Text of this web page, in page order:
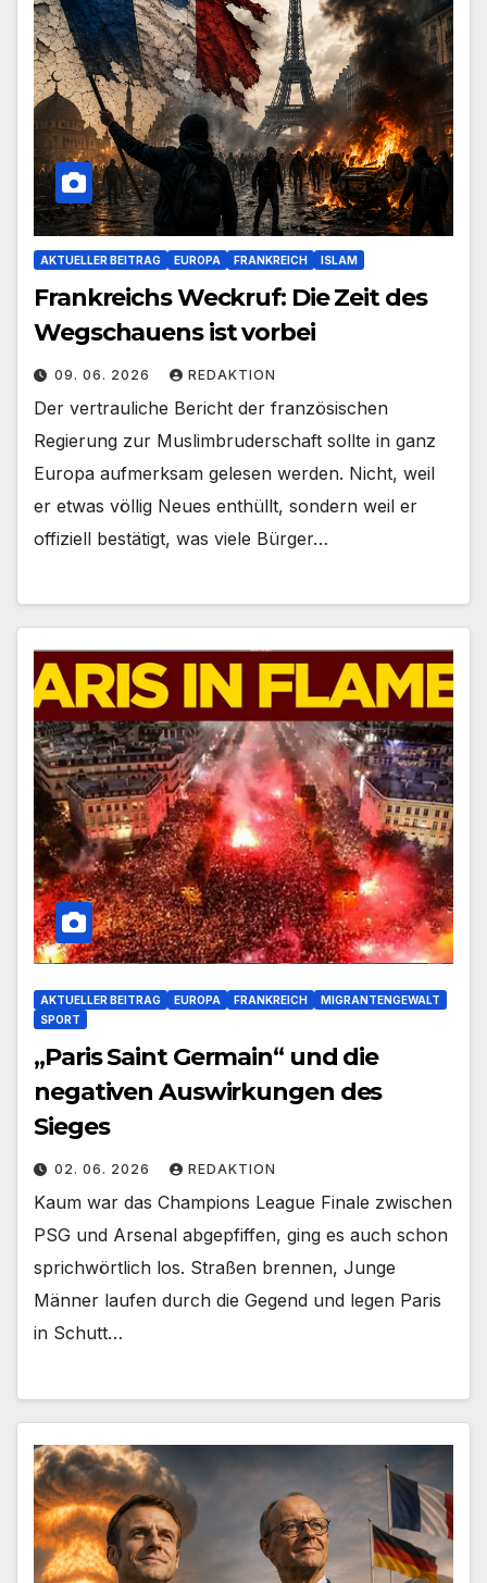
AKTUELLER BEITRAG EUROPA FRANKREICH ISLAM
Frankreichs Weckruf: Die Zeit des
Wegschauens ist vorbei
09. 06. 2026 REDAKTION
Der vertrauliche Bericht der französischen
Regierung zur Muslimbruderschaft sollte in ganz
Europa aufmerksam gelesen werden. Nicht, weil
er etwas völlig Neues enthüllt, sondern weil er
offiziell bestätigt, was viele Bürger…
AKTUELLER BEITRAG EUROPA FRANKREICH
MIGRANTENGEWALT
SPORT
„Paris Saint Germain“ und die
negativen Auswirkungen des
Sieges
02. 06. 2026 REDAKTION
Kaum war das Champions League Finale zwischen
PSG und Arsenal abgepfiffen, ging es auch schon
sprichwörtlich los. Straßen brennen, Junge
Männer laufen durch die Gegend und legen Paris
in Schutt…